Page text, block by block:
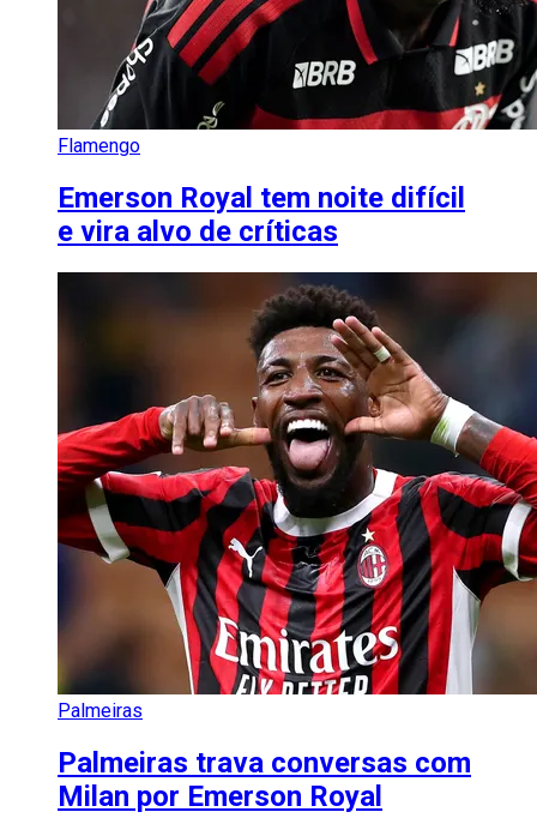
Flamengo
Emerson Royal tem noite difícil
e vira alvo de críticas
Palmeiras
Palmeiras trava conversas com
Milan por Emerson Royal